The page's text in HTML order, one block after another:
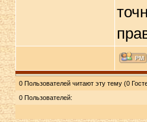
0 Пользователей читают эту тему (0
0 Пользователей: